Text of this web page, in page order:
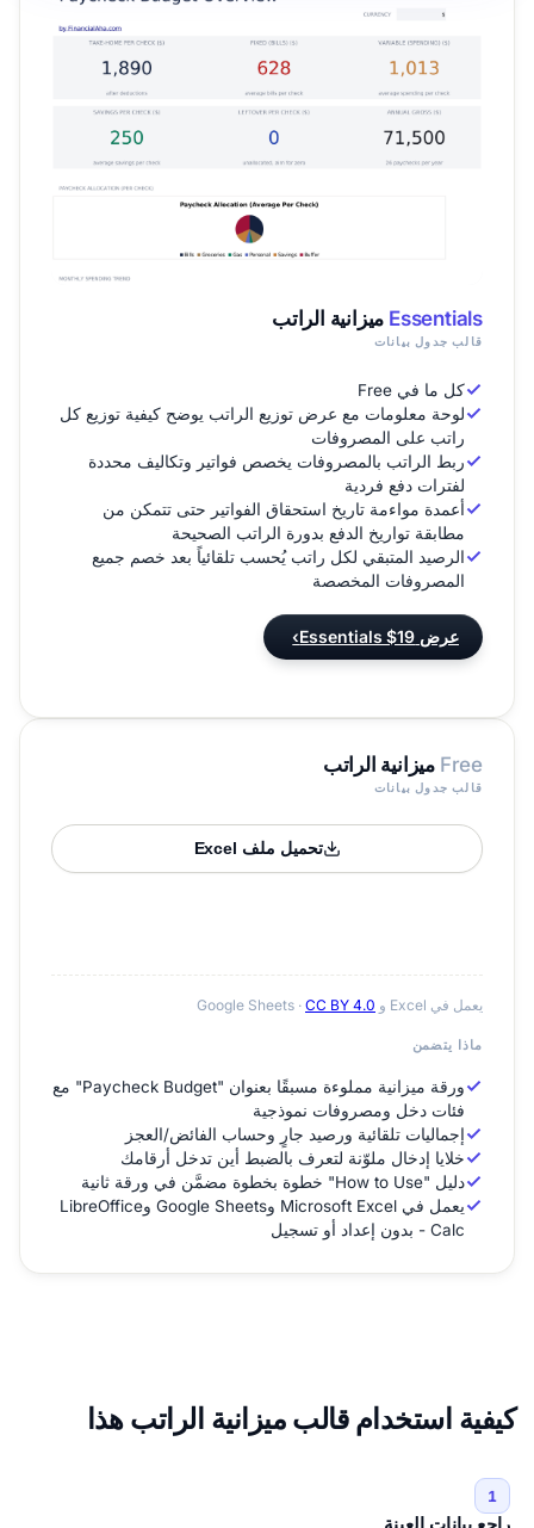
Free ميزانية الراتب
قالب جدول بيانات
تحميل ملف Excel
يعمل في Excel و Google Sheets · CC BY 4.0
ماذا يتضمن
ورقة ميزانية مملوءة مسبقًا بعنوان "Paycheck Budget" مع
فئات دخل ومصروفات نموذجية
إجماليات تلقائية ورصيد جارٍ وحساب الفائض/العجز
خلايا إدخال ملوّنة لتعرف بالضبط أين تدخل أرقامك
دليل "How to Use" خطوة بخطوة مضمَّن في ورقة ثانية
يعمل في Microsoft Excel وGoogle Sheets وLibreOffice
Calc - بدون إعداد أو تسجيل
Essentials ميزانية الراتب
قالب جدول بيانات
كل ما في Free
لوحة معلومات مع عرض توزيع الراتب يوضح كيفية توزيع كل
راتب على المصروفات
ربط الراتب بالمصروفات يخصص فواتير وتكاليف محددة
لفترات دفع فردية
أعمدة مواءمة تاريخ استحقاق الفواتير حتى تتمكن من
مطابقة تواريخ الدفع بدورة الراتب الصحيحة
الرصيد المتبقي لكل راتب يُحسب تلقائياً بعد خصم جميع
المصروفات المخصصة
عرض Essentials $19 ›
كيفية استخدام قالب ميزانية الراتب هذا
1